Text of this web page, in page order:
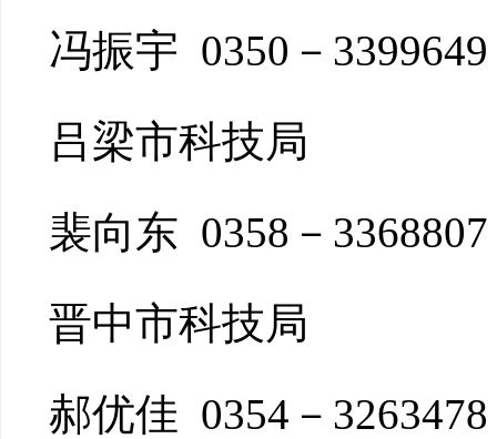
冯振宇 0350－3399649
吕梁市科技局
裴向东 0358－3368807
晋中市科技局
郝优佳 0354－3263478